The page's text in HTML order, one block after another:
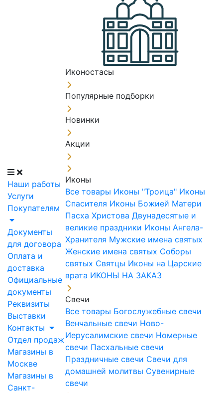
Наши работы
Услуги
Покупателям
Документы
для договора
Оплата и
доставка
Официальные
документы
Реквизиты
Выставки
Контакты
Отдел продаж
Магазины в
Москве
Магазины в
Санкт-
Иконостасы
Популярные подборки
Новинки
Акции
Иконы
Все товары Иконы "Троица" Иконы
Спасителя Иконы Божией Матери
Пасха Христова Двунадесятые и
великие праздники Иконы Ангела-
Хранителя Мужские имена святых
Женские имена святых Соборы
святых Святцы Иконы на Царские
врата ИКОНЫ НА ЗАКАЗ
Свечи
Все товары Богослужебные свечи
Венчальные свечи Ново-
Иерусалимские свечи Номерные
свечи Пасхальные свечи
Праздничные свечи Свечи для
домашней молитвы Сувенирные
свечи